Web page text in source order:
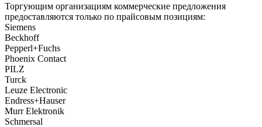
Торгующим организациям коммерческие предложения
предоставляются только по прайсовым позициям:
Siemens
Beckhoff
Pepperl+Fuchs
Phoenix Contact
PILZ
Turck
Leuze Electronic
Endress+Hauser
Murr Elektronik
Schmersal